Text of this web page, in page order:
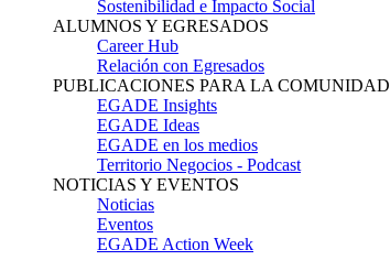
Sostenibilidad e Impacto Social
ALUMNOS Y EGRESADOS
Career Hub
Relación con Egresados
PUBLICACIONES PARA LA COMUNIDAD
EGADE Insights
EGADE Ideas
EGADE en los medios
Territorio Negocios - Podcast
NOTICIAS Y EVENTOS
Noticias
Eventos
EGADE Action Week